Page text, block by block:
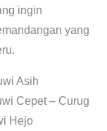
ingin
yang
Asih
Cepet – Curug
Hejo